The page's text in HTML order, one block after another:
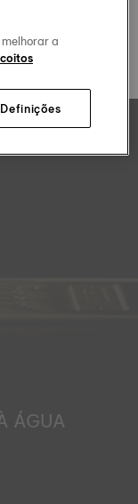
ÁGUA
a
Definições